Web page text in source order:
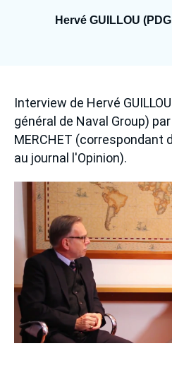
Nous
Hervé GUILLOU
Accroche
Interview de Hervé
général de Naval Group)
MERCHET (correspondant
au journal l'Opinion).
Image
principale
médiatique